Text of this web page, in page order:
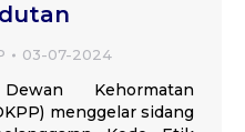
03-07-2024
Kehormatan
menggelar sidang